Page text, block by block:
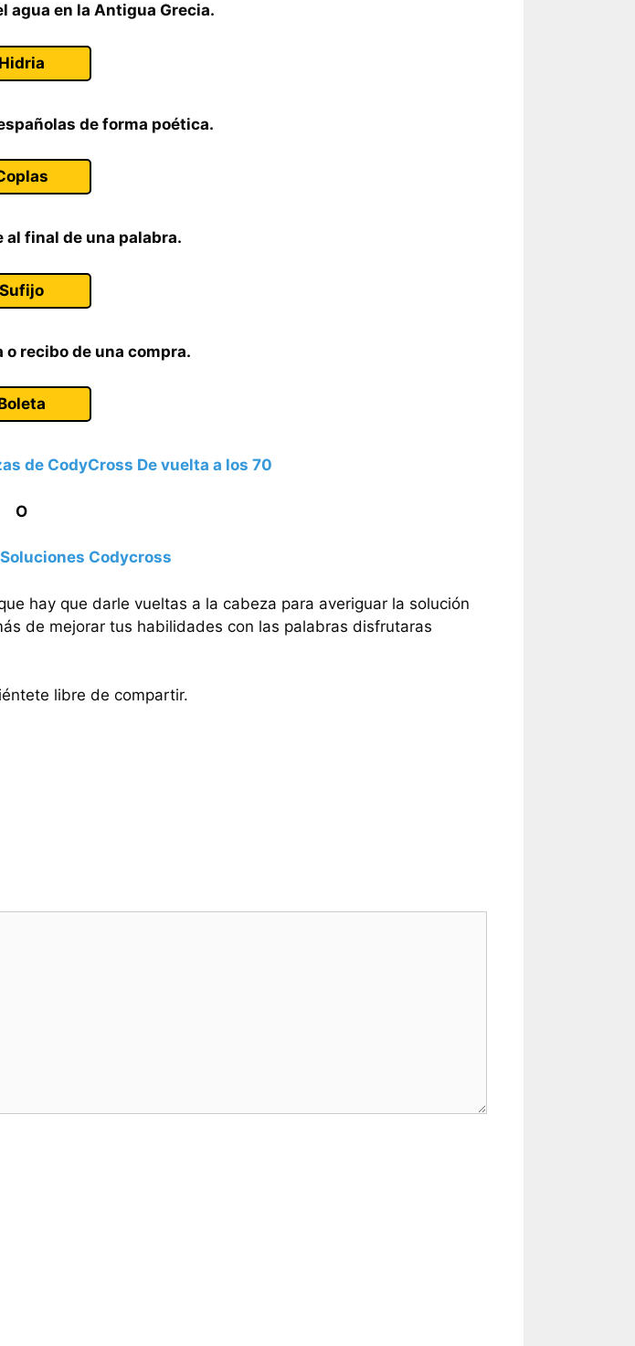
agua en la Antigua Grecia.
Hidria
de forma poética.
al final de una palabra.
Sufijo
o recibo de una compra.
de CodyCross De vuelta a los 70
O
Soluciones Codycross
hay que darle vueltas a la cabeza para averiguar la solución
de mejorar tus habilidades con las palabras disfrutaras
libre de compartir.